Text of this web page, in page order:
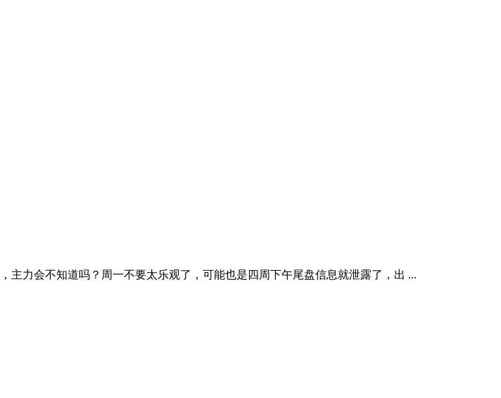
力会不知道吗？周一不要太乐观了，可能也是四周下午尾盘信息就泄露了，出 ...